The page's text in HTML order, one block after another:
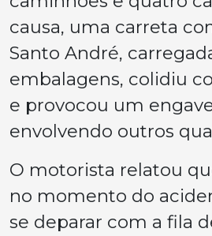
causa, uma carreta
Santo André,
embalagens, colidiu
e provocou um
envolvendo outros
O motorista relatou
no momento do
se deparar com a fila